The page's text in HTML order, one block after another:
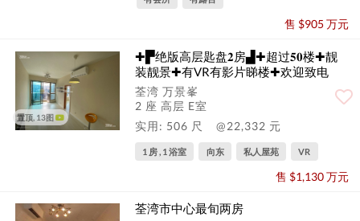
售 $905 万元
置顶, 13图
✚▛绝版高层匙盘𝟐房▟✚超过𝟓𝟎楼✚靓
装靓景✚有VR有影片睇楼✚欢迎致电
荃湾 万景峯
2 座 高层 E室
实用: 506 尺
@22,332 元
1 房 , 1 浴室 向东 私人屋苑 VR
售 $1,130 万元
荃湾市中心最旬两房